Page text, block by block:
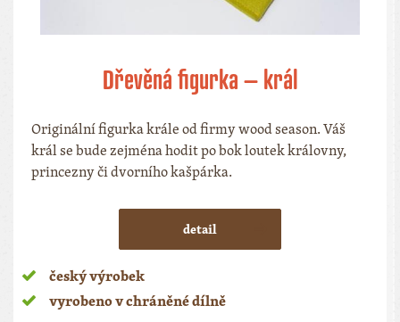
Dřevěná figurka – král
Originální figurka krále od firmy wood season. Váš
král se bude zejména hodit po bok loutek královny,
princezny či dvorního kašpárka.
detail
český výrobek
vyrobeno v chráněné dílně